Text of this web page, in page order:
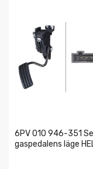
6PV 010 946-351
gaspedalens läge